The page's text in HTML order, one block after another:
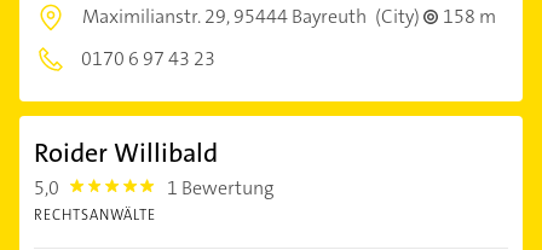
Maximilianstr. 29,95444 Bayreuth (City)
158 m
0170 6 97 43 23
Roider Willibald
5,0 5.0 1 Bewertung
RECHTSANWÄLTE